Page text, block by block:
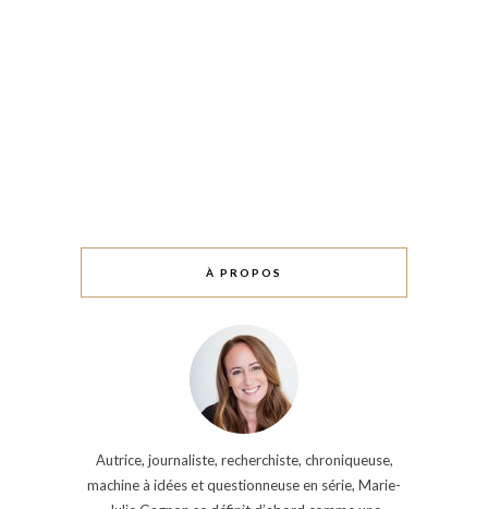
À PROPOS
Autrice, journaliste, recherchiste, chroniqueuse,
machine à idées et questionneuse en série, Marie-